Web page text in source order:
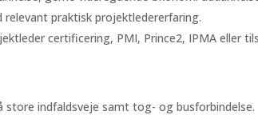
relevant praktisk projektledererfaring.
certificering, PMI, Prince2, IPMA eller
indfaldsveje samt tog- og busforbindelse.